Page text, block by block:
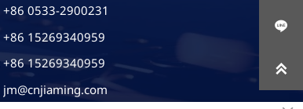
+86 0533-2900231
+86 15269340959
+86 15269340959
jm@cnjiaming.com

